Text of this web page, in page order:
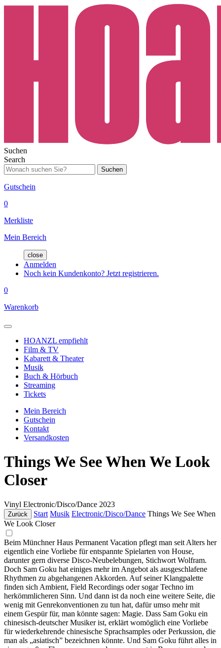
Suchen
Search
Suchen
Gutschein
0
Merkliste
Mein Bereich
close
Anmelden
Noch kein Kundenkonto? Jetzt registrieren.
0
Warenkorb
HOANZL empfiehlt
Film & TV
Kabarett & Theater
Musik
Buch & Hörbuch
Streaming
Tickets
Mein Bereich
Gutschein
Kontakt
Versandkosten
Things We See When We Look
Closer
Vinyl Electronic/Disco/Dance 2023
Zurück Start Musik Electronic/Disco/Dance Things We See When
We Look Closer
Beim Münchner Haus Permanent Vacation pflegt man seit Alters her
eigentlich eine Vorliebe für entspannte Spielarten von House,
darunter gern diverse Disco-Neubelebungen, Stichwort Wolfram.
Doch Sam Goku hat einiges mehr im Angebot als ausgeschlafene
Rhythmen zu abgehangenen Akkorden. Auf seiner Klangpalette
finden sich Ambient, Field Recordings oder sogar Techno im
herkömmlicheren Sinn. Und dann ist da noch eine weitere Seite, die
wenig mit Genrekonventionen zu tun hat, dafür umso mehr mit
einem Gespür für, man könnte sagen: Magie. Dass Sam Goku ein
chinesisch-deutscher Musiker ist, erklärt womöglich eine Vorliebe
für wiederkehrende chinesische Sprachsamples oder Perkussion, die
man als „asiatisch” bezeichnen könnte. Und Sam Goku führt alles in